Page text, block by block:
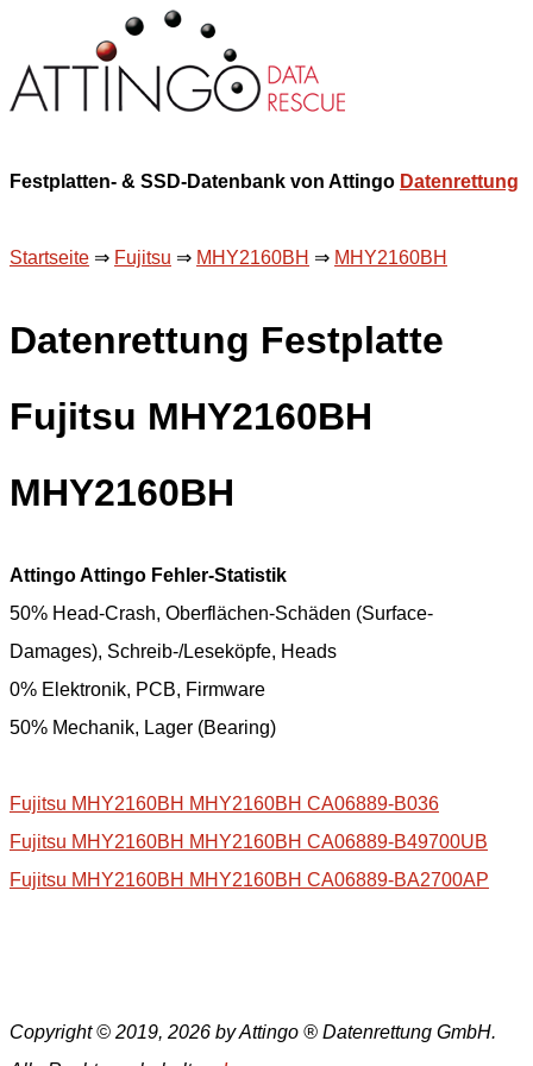
Festplatten- & SSD-Datenbank von Attingo Datenrettung
Startseite ⇒ Fujitsu ⇒ MHY2160BH ⇒ MHY2160BH
Datenrettung Festplatte
Fujitsu MHY2160BH
MHY2160BH
Attingo Attingo Fehler-Statistik
50% Head-Crash, Oberflächen-Schäden (Surface-
Damages), Schreib-/Leseköpfe, Heads
0% Elektronik, PCB, Firmware
50% Mechanik, Lager (Bearing)
Fujitsu MHY2160BH MHY2160BH CA06889-B036
Fujitsu MHY2160BH MHY2160BH CA06889-B49700UB
Fujitsu MHY2160BH MHY2160BH CA06889-BA2700AP
Copyright © 2019, 2026 by Attingo ® Datenrettung GmbH.